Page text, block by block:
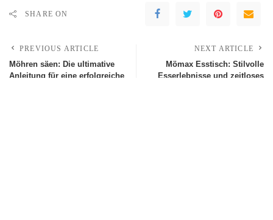
SHARE ON
PREVIOUS ARTICLE
Möhren säen: Die ultimative
Anleitung für eine erfolgreiche
NEXT ARTICLE
Mömax Esstisch: Stilvolle
Esserlebnisse und zeitloses